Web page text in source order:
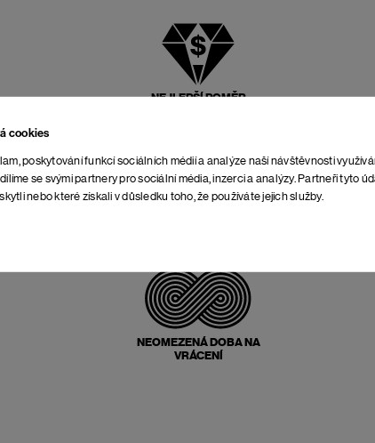
cookies
poskytování funkcí sociálních médií a analýze naší návštěvnosti
se svými partnery pro sociální média, inzerci a analýzy. Partneři tyto
nebo které získali v důsledku toho, že používáte jejich služby.
NEJLEPŠÍ POMĚR
NEOMEZENÁ DOBA NA
VRÁCENÍ